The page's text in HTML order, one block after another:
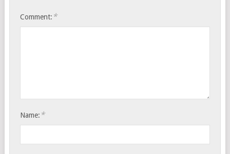
Comment: *
Name: *